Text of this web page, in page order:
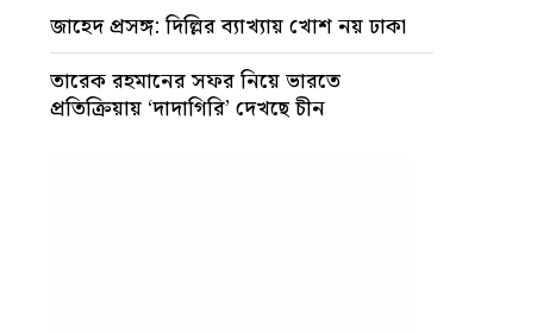
জাহেদ প্রসঙ্গ: দিল্লির ব্যাখ্যায় খোশ নয় ঢাকা
তারেক রহমানের সফর নিয়ে ভারতে
প্রতিক্রিয়ায় ‘দাদাগিরি’ দেখছে চীন